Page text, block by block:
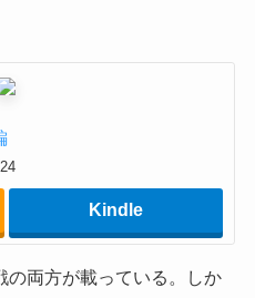
Kindle
の両方が載っている。しか